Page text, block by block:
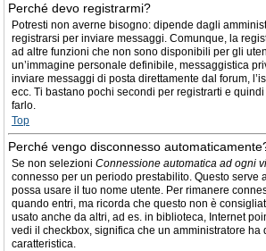
Perché devo registrarmi?
Potresti non averne bisogno: dipende dagli
registrarsi per inviare messaggi. Comunque, la
ad altre funzioni che non sono disponibili per gli
un’immagine personale definibile, messaggistica
inviare messaggi di posta direttamente dal forum,
ecc. Ti bastano pochi secondi per registrarti e
farlo.
Top
Perché vengo disconnesso
Se non selezioni Connessione automatica ad ogni
connesso per un periodo prestabilito. Questo serve
possa usare il tuo nome utente. Per rimanere
quando entri, ma ricorda che questo non è
usato anche da altri, ad es. in biblioteca, Internet
vedi il checkbox, significa che un amministratore ha
caratteristica.